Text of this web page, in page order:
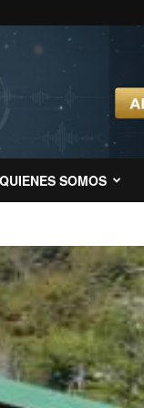
QUIENES SOMOS